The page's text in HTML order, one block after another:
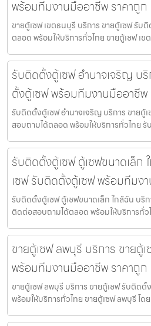
พร้อมทีมงานมืออาชีพ ราคาถูก
ขายตู้เซฟ เขตธนบุรี บริการ ขายตู้เซฟ รั
ตลอด พร้อมให้บริการทั่วไทย ขายตู้เซฟ เข
รับติดตั้งตู้เซฟ อำนาจเจริญ บ
ตั้งตู้เซฟ พร้อมทีมงานมืออาชีพ
รับติดตั้งตู้เซฟ อำนาจเจริญ บริการ ขาย
สอบถามได้ตลอด พร้อมให้บริการทั่วไทย
รับติดตั้งตู้เซฟ ตู้เซฟขนาดเล็ก
เซฟ รับติดตั้งตู้เซฟ พร้อมทีมง
รับติดตั้งตู้เซฟ ตู้เซฟขนาดเล็ก ใกล้ฉัน บริ
ติดต่อสอบถามได้ตลอด พร้อมให้บริการทั่ว
ขายตู้เซฟ ลพบุรี บริการ ขายตู้
พร้อมทีมงานมืออาชีพ ราคาถูก
ขายตู้เซฟ ลพบุรี บริการ ขายตู้เซฟ รับติด
พร้อมให้บริการทั่วไทย ขายตู้เซฟ ลพบุรี โด